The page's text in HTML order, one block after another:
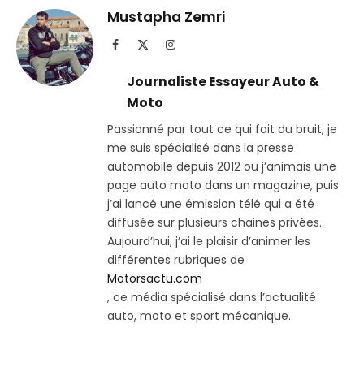
Telegram
Mustapha Zemri
Facebook Instagram
Journaliste Essayeur Auto &
Moto
Passionné par tout ce qui fait du bruit, je
me suis spécialisé dans la presse
automobile depuis 2012 ou j’animais une
page auto moto dans un magazine, puis
j’ai lancé une émission télé qui a été
diffusée sur plusieurs chaines privées.
Aujourd’hui, j’ai le plaisir d’animer les
différentes rubriques de
Motorsactu.com
, ce média spécialisé dans l’actualité
auto, moto et sport mécanique.